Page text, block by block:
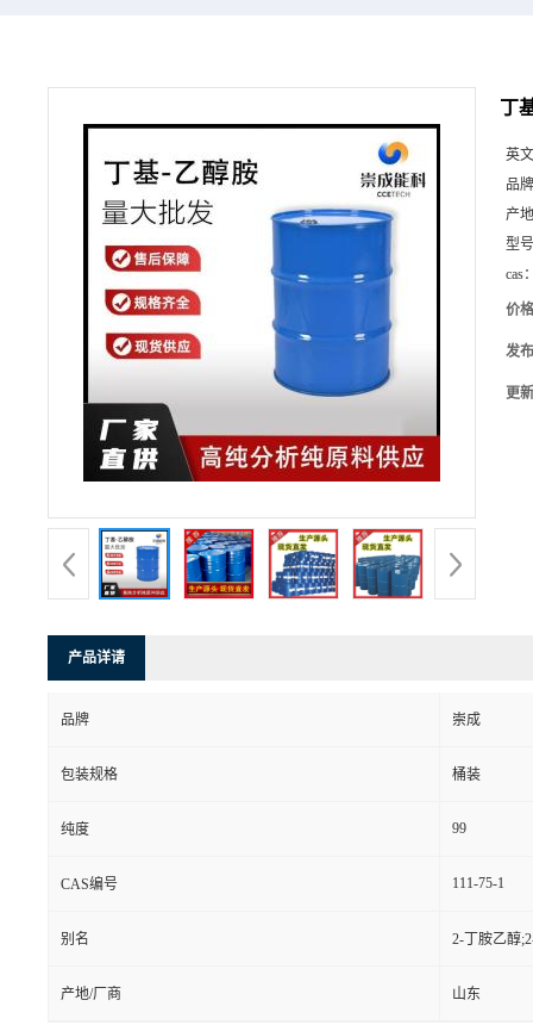
丁
英
品
产
型
cas
价
发
更
产品详请
品牌 崇成
包装规格 桶装
纯度 99
CAS编号 111-75-1
别名 2-丁胺乙醇
产地/厂商 山东